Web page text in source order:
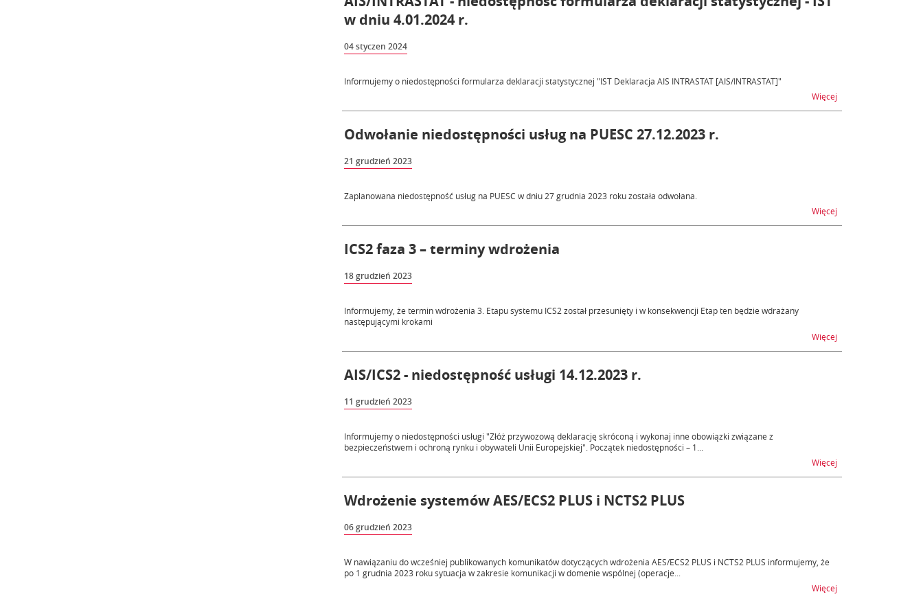
w dniu 4.01.2024 r.
04 styczen 2024
Informujemy o niedostępności formularza deklaracji statystycznej "IST Deklaracja AIS INTRASTAT [AIS/INTRASTAT]"
Więcej
Odwołanie niedostępności usług na PUESC 27.12.2023 r.
21 grudzień 2023
Zaplanowana niedostępność usług na PUESC w dniu 27 grudnia 2023 roku została odwołana.
Więcej
ICS2 faza 3 – terminy wdrożenia
18 grudzień 2023
Informujemy, że termin wdrożenia 3. Etapu systemu ICS2 został przesunięty i w konsekwencji Etap ten będzie wdrażany
następującymi krokami
Więcej
AIS/ICS2 - niedostępność usługi 14.12.2023 r.
11 grudzień 2023
Informujemy o niedostępności usługi "Złóż przywozową deklarację skróconą i wykonaj inne obowiązki związane z
bezpieczeństwem i ochroną rynku i obywateli Unii Europejskiej". Początek niedostępności – 1...
Więcej
Wdrożenie systemów AES/ECS2 PLUS i NCTS2 PLUS
06 grudzień 2023
W nawiązaniu do wcześniej publikowanych komunikatów dotyczących wdrożenia AES/ECS2 PLUS i NCTS2 PLUS informujemy, że
po 1 grudnia 2023 roku sytuacja w zakresie komunikacji w domenie wspólnej (operacje...
Więcej